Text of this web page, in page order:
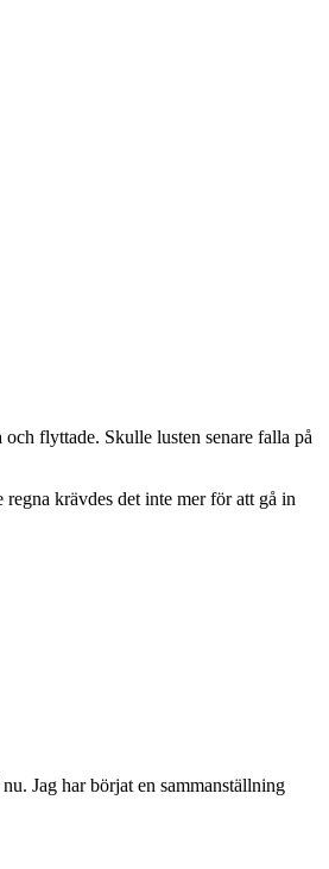
flyttade. Skulle lusten senare falla på
krävdes det inte mer för att gå in
Jag har börjat en sammanställning